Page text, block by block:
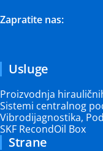
Zapratite nas:
Usluge
Proizvodnja
Sistemi centralnog
Vibrodijagnostika,
SKF RecondOil Box
Strane